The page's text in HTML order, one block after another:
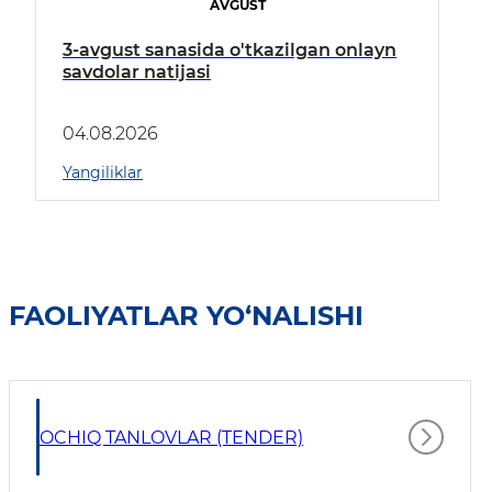
AVGUST
3-avgust sanasida o'tkazilgan onlayn
savdolar natijasi
04.08.2026
Yangiliklar
FAOLIYATLAR YO‘NALISHI
OCHIQ TANLOVLAR (TENDER)